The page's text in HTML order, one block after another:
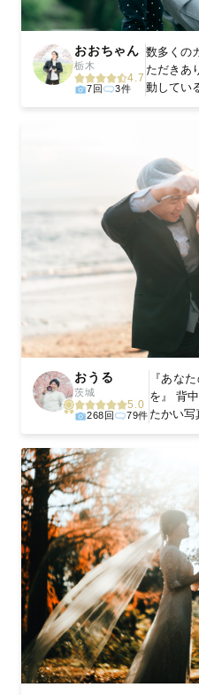
おおちゃん
栃木
4.7
7回 3件
数多くの
ただきあ
動してい
おうる
茨城
5.0
268回 79件
『あな
を』 背
たかい写